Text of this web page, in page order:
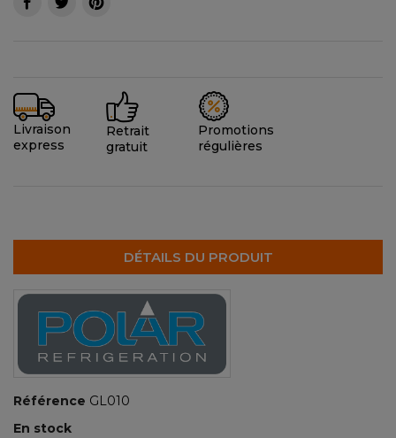
Livraison
express
Retrait
gratuit
Promotions
régulières
DÉTAILS DU PRODUIT
Référence GL010
En stock